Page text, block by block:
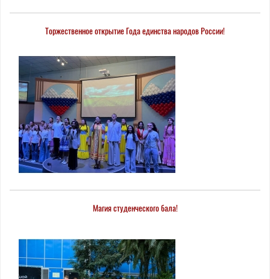
Торжественное открытие Года единства народов России!
Магия студенческого бала!